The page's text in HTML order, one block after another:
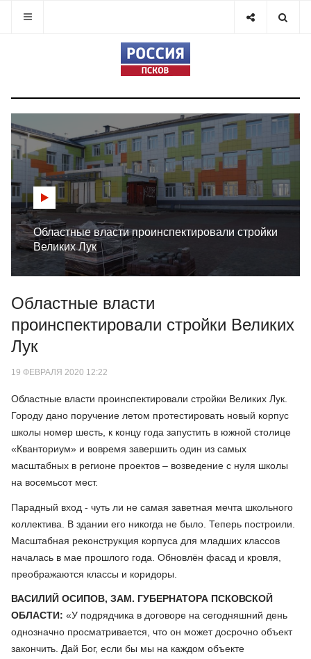
Областные власти проинспектировали стройки
Великих Лук
Областные власти
проинспектировали стройки Великих
Лук
19 ФЕВРАЛЯ 2020 12:22
Областные власти проинспектировали стройки Великих Лук.
Городу дано поручение летом протестировать новый корпус
школы номер шесть, к концу года запустить в южной столице
«Кванториум» и вовремя завершить один из самых
масштабных в регионе проектов – возведение с нуля школы
на восемьсот мест.
Парадный вход - чуть ли не самая заветная мечта школьного
коллектива. В здании его никогда не было. Теперь построили.
Масштабная реконструкция корпуса для младших классов
началась в мае прошлого года. Обновлён фасад и кровля,
преображаются классы и коридоры.
ВАСИЛИЙ ОСИПОВ, ЗАМ. ГУБЕРНАТОРА ПСКОВСКОЙ
ОБЛАСТИ: «У подрядчика в договоре на сегодняшний день
однозначно просматривается, что он может досрочно объект
закончить. Дай Бог, если бы мы на каждом объекте